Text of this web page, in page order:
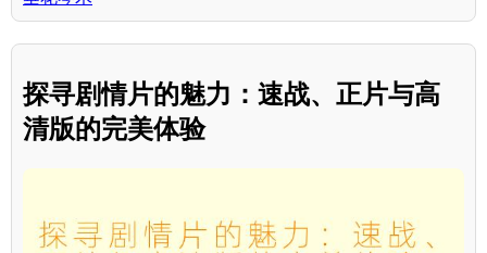
探寻剧情片的魅力：速战、正片与高
清版的完美体验